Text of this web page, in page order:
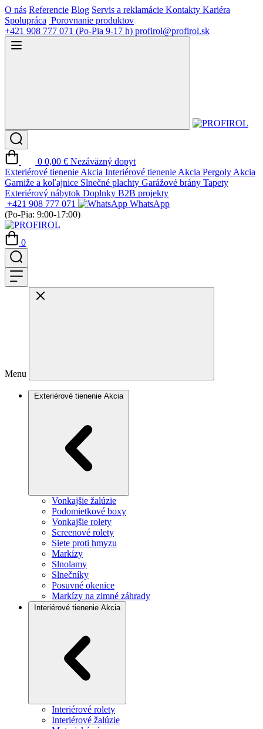
O nás Referencie Blog Servis a reklamácie Kontakty Kariéra
Spolupráca Porovnanie produktov
+421 908 777 071 (Po-Pia 9-17 h) profirol@profirol.sk
0 0,00 € Nezáväzný dopyt
Exteriérové tienenie Akcia Interiérové tienenie Akcia Pergoly Akcia
Garniže a koľajnice Slnečné plachty Garážové brány Tapety
Exteriérový nábytok Doplnky B2B projekty
+421 908 777 071
WhatsApp
(Po-Pia: 9:00-17:00)
0
Menu
Exteriérové tienenie Akcia
Vonkajšie žalúzie
Podomietkové boxy
Vonkajšie rolety
Screenové rolety
Siete proti hmyzu
Markízy
Slnolamy
Slnečníky
Posuvné okenice
Markízy na zimné záhrady
Interiérové tienenie Akcia
Interiérové rolety
Interiérové žalúzie